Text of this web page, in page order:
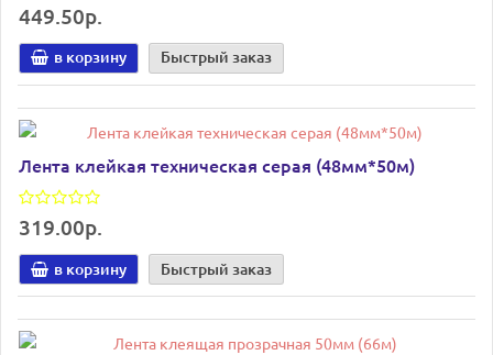
449.50р.
в корзину Быстрый заказ
Лента клейкая техническая серая (48мм*50м)
319.00р.
в корзину Быстрый заказ